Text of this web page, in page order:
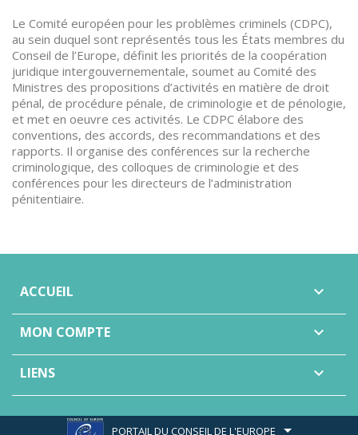
Le Comité européen pour les problèmes criminels (CDPC),
au sein duquel sont représentés tous les États membres du
Conseil de l’Europe, définit les priorités de la coopération
juridique intergouvernementale, soumet au Comité des
Ministres des propositions d’activités en matière de droit
pénal, de procédure pénale, de criminologie et de pénologie,
et met en oeuvre ces activités. Le CDPC élabore des
conventions, des accords, des recommandations et des
rapports. Il organise des conférences sur la recherche
criminologique, des colloques de criminologie et des
conférences pour les directeurs de l’administration
pénitentiaire.
ACCUEIL 
MON COMPTE 
LIENS 
PORTAIL DU CONSEIL DE L'EUROPE